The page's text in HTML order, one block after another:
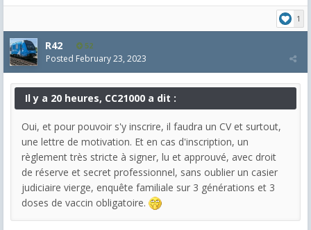
1
R42 52
Posted February 23, 2023
Il y a 20 heures, CC21000 a dit :
Oui, et pour pouvoir s'y inscrire, il faudra un CV et surtout,
une lettre de motivation. Et en cas d'inscription, un
règlement très stricte à signer, lu et approuvé, avec droit
de réserve et secret professionnel, sans oublier un casier
judiciaire vierge, enquête familiale sur 3 générations et 3
doses de vaccin obligatoire.